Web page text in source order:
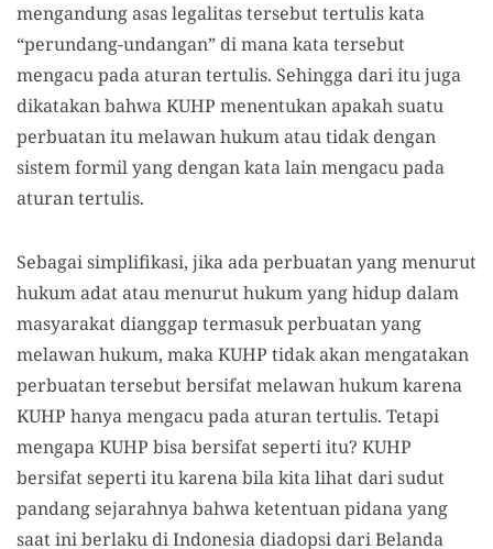
mengandung asas legalitas tersebut tertulis kata
“perundang-undangan” di mana kata tersebut
mengacu pada aturan tertulis. Sehingga dari itu juga
dikatakan bahwa KUHP menentukan apakah suatu
perbuatan itu melawan hukum atau tidak dengan
sistem formil yang dengan kata lain mengacu pada
aturan tertulis.
Sebagai simplifikasi, jika ada perbuatan yang menurut
hukum adat atau menurut hukum yang hidup dalam
masyarakat dianggap termasuk perbuatan yang
melawan hukum, maka KUHP tidak akan mengatakan
perbuatan tersebut bersifat melawan hukum karena
KUHP hanya mengacu pada aturan tertulis. Tetapi
mengapa KUHP bisa bersifat seperti itu? KUHP
bersifat seperti itu karena bila kita lihat dari sudut
pandang sejarahnya bahwa ketentuan pidana yang
saat ini berlaku di Indonesia diadopsi dari Belanda